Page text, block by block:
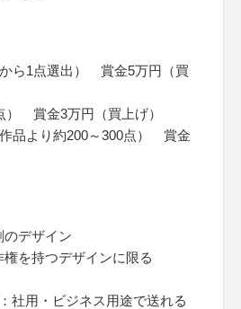
ら1点選出） 賞金5万円（買
） 賞金3万円（買上げ）
品より約200～300点） 賞金
のデザイン
を持つデザインに限る
社用・ビジネス用途で送れる